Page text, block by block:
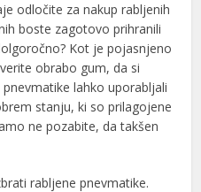
odločite za nakup rabljenih
boste zagotovo prihranili
Kot je pojasnjeno
obrabo gum, da si
lahko uporabljali
stanju, ki so prilagojene
ne pozabite, da takšen
rabljene pnevmatike.